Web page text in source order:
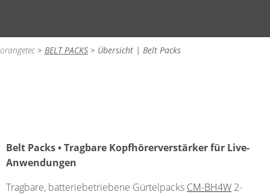
orangetec > BELT PACKS > Übersicht | Belt Packs
Belt Packs • Tragbare Kopfhörerverstärker für Live-
Anwendungen
Tragbare, batteriebetriebene Gürtelpacks CM-BH4W 2-